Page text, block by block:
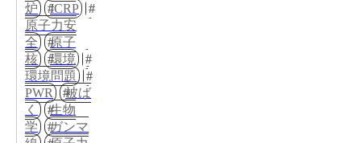
炉
ICRP
原子力安
全
原子
核
環境
環境問題
PWR
被ば
く
生物
学
ガンマ